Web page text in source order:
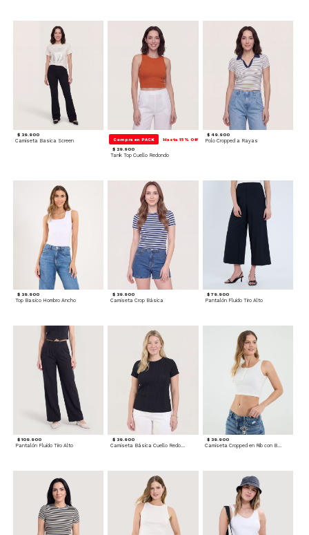
$ 39.900
Camiseta Basica Screen Compra en PACK Hasta 15% Off
$ 29.900
Tank Top Cuello Redondo
$ 49.900
Polo Cropped a Rayas
$ 39.900
Top Basico Hombro Ancho
$ 39.900
Camiseta Crop Básica
$ 79.900
Pantalón Fluido Tiro Alto
$ 109.900
Pantalón Fluido Tiro Alto
$ 39.900
Camiseta Básica Cuello Redondo
$ 39.900